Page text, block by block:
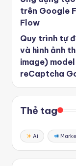
trên Google
Flow
Quy trình tự
và hình ảnh
image)
reCaptcha
Thẻ tag
Ai